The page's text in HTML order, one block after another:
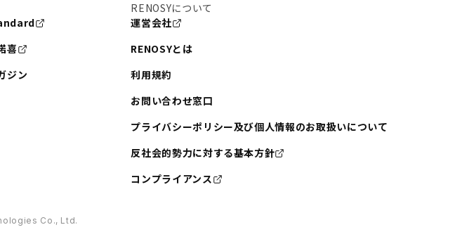
喜
ジン
RENOSYについて
運営会社
RENOSYとは
利用規約
お問い合わせ窓口
プライバシーポリシー及び個人情報のお取扱いについて
反社会的勢力に対する基本方針
コンプライアンス
Co., Ltd.